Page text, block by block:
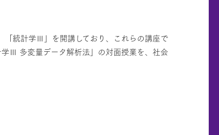
統計学Ⅲ」を開講しており、これらの講座で
Ⅲ 多変量データ解析法」の対面授業を、社会